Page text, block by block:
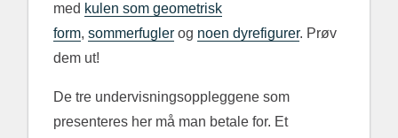
med kulen som geometrisk
form, sommerfugler og noen dyrefigurer. Prøv
dem ut!
De tre undervisningsoppleggene som
presenteres her må man betale for. Et